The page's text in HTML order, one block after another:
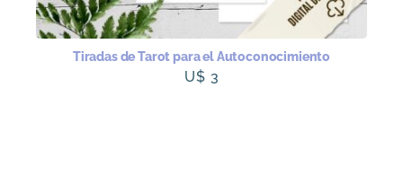
Tiradas de Tarot para el Autoconocimiento
U$ 3